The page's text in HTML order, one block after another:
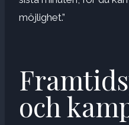
möjlighet.”
och